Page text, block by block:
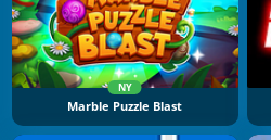
NY
Marble Puzzle Blast